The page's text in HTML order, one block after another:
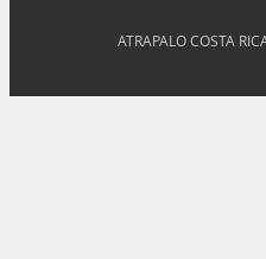
ATRAPALO COSTA